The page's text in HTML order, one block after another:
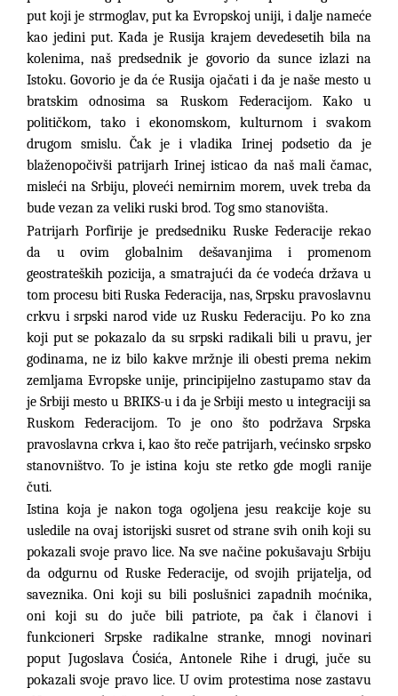
put koji je strmoglav, put ka Evropskoj uniji, i dalje nameće
kao jedini put. Kada je Rusija krajem devedesetih bila na
kolenima, naš predsednik je govorio da sunce izlazi na
Istoku. Govorio je da će Rusija ojačati i da je naše mesto u
bratskim odnosima sa Ruskom Federacijom. Kako u
političkom, tako i ekonomskom, kulturnom i svakom
drugom smislu. Čak je i vladika Irinej podsetio da je
blaženopočivši patrijarh Irinej isticao da naš mali čamac,
misleći na Srbiju, ploveći nemirnim morem, uvek treba da
bude vezan za veliki ruski brod. Tog smo stanovišta.
Patrijarh Porfirije je predsedniku Ruske Federacije rekao
da u ovim globalnim dešavanjima i promenom
geostrateških pozicija, a smatrajući da će vodeća država u
tom procesu biti Ruska Federacija, nas, Srpsku pravoslavnu
crkvu i srpski narod vide uz Rusku Federaciju. Po ko zna
koji put se pokazalo da su srpski radikali bili u pravu, jer
godinama, ne iz bilo kakve mržnje ili obesti prema nekim
zemljama Evropske unije, principijelno zastupamo stav da
je Srbiji mesto u BRIKS-u i da je Srbiji mesto u integraciji sa
Ruskom Federacijom. To je ono što podržava Srpska
pravoslavna crkva i, kao što reče patrijarh, većinsko srpsko
stanovništvo. To je istina koju ste retko gde mogli ranije
čuti.
Istina koja je nakon toga ogoljena jesu reakcije koje su
usledile na ovaj istorijski susret od strane svih onih koji su
pokazali svoje pravo lice. Na sve načine pokušavaju Srbiju
da odgurnu od Ruske Federacije, od svojih prijatelja, od
saveznika. Oni koji su bili poslušnici zapadnih moćnika,
oni koji su do juče bili patriote, pa čak i članovi i
funkcioneri Srpske radikalne stranke, mnogi novinari
poput Jugoslava Ćosića, Antonele Rihe i drugi, juče su
pokazali svoje pravo lice. U ovim protestima nose zastavu